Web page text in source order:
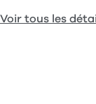
Voir tous les